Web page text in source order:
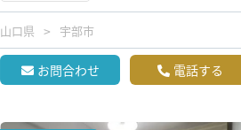
山口県 宇部市
お問合わせ 電話する